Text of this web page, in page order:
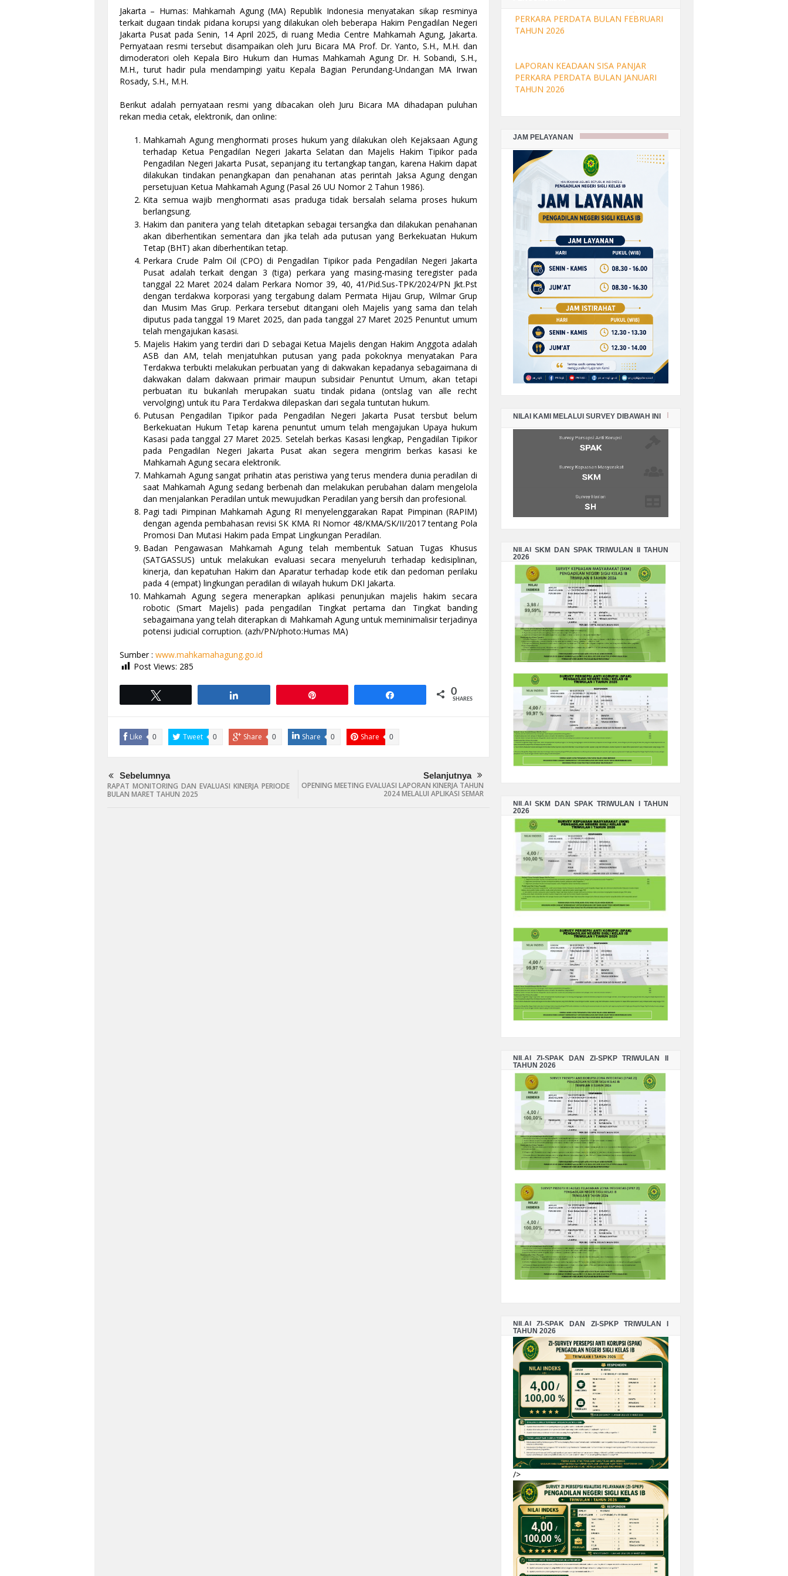
Jakarta – Humas: Mahkamah Agung (MA) Republik Indonesia menyatakan sikap resminya
terkait dugaan tindak pidana korupsi yang dilakukan oleh beberapa Hakim Pengadilan Negeri
Jakarta Pusat pada Senin, 14 April 2025, di ruang Media Centre Mahkamah Agung, Jakarta.
Pernyataan resmi tersebut disampaikan oleh Juru Bicara MA Prof. Dr. Yanto, S.H., M.H. dan
dimoderatori oleh Kepala Biro Hukum dan Humas Mahkamah Agung Dr. H. Sobandi, S.H.,
M.H., turut hadir pula mendampingi yaitu Kepala Bagian Perundang-Undangan MA Irwan
Rosady, S.H., M.H.
Berikut adalah pernyataan resmi yang dibacakan oleh Juru Bicara MA dihadapan puluhan
rekan media cetak, elektronik, dan online:
Mahkamah Agung menghormati proses hukum yang dilakukan oleh Kejaksaan Agung
terhadap Ketua Pengadilan Negeri Jakarta Selatan dan Majelis Hakim Tipikor pada
Pengadilan Negeri Jakarta Pusat, sepanjang itu tertangkap tangan, karena Hakim dapat
dilakukan tindakan penangkapan dan penahanan atas perintah Jaksa Agung dengan
persetujuan Ketua Mahkamah Agung (Pasal 26 UU Nomor 2 Tahun 1986).
Kita semua wajib menghormati asas praduga tidak bersalah selama proses hukum
berlangsung.
Hakim dan panitera yang telah ditetapkan sebagai tersangka dan dilakukan penahanan
akan diberhentikan sementara dan jika telah ada putusan yang Berkekuatan Hukum
Tetap (BHT) akan diberhentikan tetap.
Perkara Crude Palm Oil (CPO) di Pengadilan Tipikor pada Pengadilan Negeri Jakarta
Pusat adalah terkait dengan 3 (tiga) perkara yang masing-masing teregister pada
tanggal 22 Maret 2024 dalam Perkara Nomor 39, 40, 41/Pid.Sus-TPK/2024/PN Jkt.Pst
dengan terdakwa korporasi yang tergabung dalam Permata Hijau Grup, Wilmar Grup
dan Musim Mas Grup. Perkara tersebut ditangani oleh Majelis yang sama dan telah
diputus pada tanggal 19 Maret 2025, dan pada tanggal 27 Maret 2025 Penuntut umum
telah mengajukan kasasi.
Majelis Hakim yang terdiri dari D sebagai Ketua Majelis dengan Hakim Anggota adalah
ASB dan AM, telah menjatuhkan putusan yang pada pokoknya menyatakan Para
Terdakwa terbukti melakukan perbuatan yang di dakwakan kepadanya sebagaimana di
dakwakan dalam dakwaan primair maupun subsidair Penuntut Umum, akan tetapi
perbuatan itu bukanlah merupakan suatu tindak pidana (ontslag van alle recht
vervolging) untuk itu Para Terdakwa dilepaskan dari segala tuntutan hukum.
Putusan Pengadilan Tipikor pada Pengadilan Negeri Jakarta Pusat tersbut belum
Berkekuatan Hukum Tetap karena penuntut umum telah mengajukan Upaya hukum
Kasasi pada tanggal 27 Maret 2025. Setelah berkas Kasasi lengkap, Pengadilan Tipikor
pada Pengadilan Negeri Jakarta Pusat akan segera mengirim berkas kasasi ke
Mahkamah Agung secara elektronik.
Mahkamah Agung sangat prihatin atas peristiwa yang terus mendera dunia peradilan di
saat Mahkamah Agung sedang berbenah dan melakukan perubahan dalam mengelola
dan menjalankan Peradilan untuk mewujudkan Peradilan yang bersih dan profesional.
Pagi tadi Pimpinan Mahkamah Agung RI menyelenggarakan Rapat Pimpinan (RAPIM)
dengan agenda pembahasan revisi SK KMA RI Nomor 48/KMA/SK/II/2017 tentang Pola
Promosi Dan Mutasi Hakim pada Empat Lingkungan Peradilan.
Badan Pengawasan Mahkamah Agung telah membentuk Satuan Tugas Khusus
(SATGASSUS) untuk melakukan evaluasi secara menyeluruh terhadap kedisiplinan,
kinerja, dan kepatuhan Hakim dan Aparatur terhadap kode etik dan pedoman perilaku
pada 4 (empat) lingkungan peradilan di wilayah hukum DKI Jakarta.
Mahkamah Agung segera menerapkan aplikasi penunjukan majelis hakim secara
robotic (Smart Majelis) pada pengadilan Tingkat pertama dan Tingkat banding
sebagaimana yang telah diterapkan di Mahkamah Agung untuk meminimalisir terjadinya
potensi judicial corruption. (azh/PN/photo:Humas MA)
Sumber : www.mahkamahagung.go.id
Post Views: 285
0
SHARES
Like 0 Tweet 0 Share 0 Share 0 Share 0
Sebelumnya
RAPAT MONITORING DAN EVALUASI KINERJA PERIODE
BULAN MARET TAHUN 2025
Selanjutnya
OPENING MEETING EVALUASI LAPORAN KINERJA TAHUN
2024 MELALUI APLIKASI SEMAR
LAPORAN KEADAAN SISA PANJAR
PERKARA PERDATA BULAN FEBRUARI
LAPORAN KEADAAN SISA PANJAR
PERKARA PERDATA BULAN JANUARI
LAPORAN KEADAAN SISA PANJAR
PERKARA PERDATA BULAN
DESEMBER TAHUN 2025
LAPORAN KEADAAN SISA PANJAR
PERKARA PERDATA BULAN
NOVEMBER TAHUN 2025
LAPORAN KEADAAN SISA PANJAR
PERKARA PERDATA BULAN OKTOBER
TAHUN 2025
LAPORAN KEADAAN SISA PANJAR
PERKARA PERDATA BULAN
SEPTEMBER TAHUN 2025
LAPORAN KEADAAN SISA PANJAR
PERKARA PERDATA BULAN AGUSTUS
JAM PELAYANAN
NILAI KAMI MELALUI SURVEY DIBAWAH INI
NILAI SKM DAN SPAK TRIWULAN II TAHUN
2026
NILAI SKM DAN SPAK TRIWULAN I TAHUN
2026
NILAI ZI-SPAK DAN ZI-SPKP TRIWULAN II
TAHUN 2026
NILAI ZI-SPAK DAN ZI-SPKP TRIWULAN I
TAHUN 2026
/>